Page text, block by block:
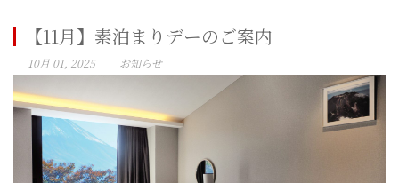
【11月】素泊まりデーのご案内
10月 01, 2025 お知らせ